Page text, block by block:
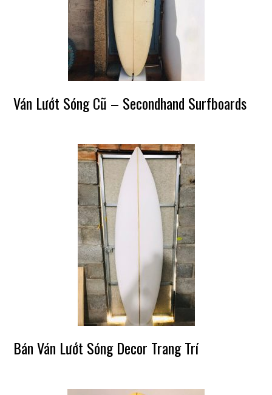
Ván Lướt Sóng Cũ – Secondhand Surfboards
Bán Ván Lướt Sóng Decor Trang Trí